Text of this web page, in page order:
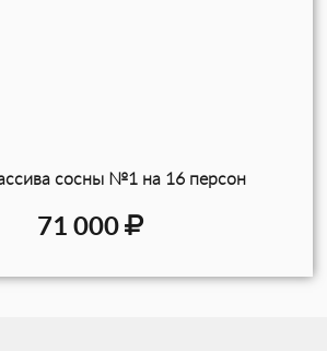
сосны №1 на 16 персон
71 000